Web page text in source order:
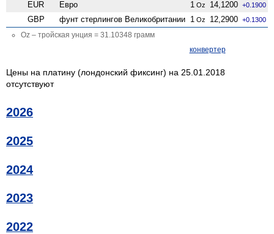
EUR Евро 1 Oz 14,1200 +0.1900
GBP фунт стерлингов Велико­британии 1 Oz 12,2900 +0.1300
Oz – тройская унция = 31.10348 грамм
конвертер
Цены на платину (лондонский фиксинг) на 25.01.2018
отсутствуют
2026
2025
2024
2023
2022